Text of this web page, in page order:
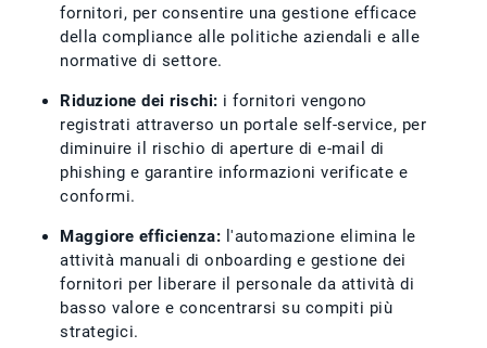
fornitori, per consentire una gestione efficace
della compliance alle politiche aziendali e alle
normative di settore.
Riduzione dei rischi: i fornitori vengono
registrati attraverso un portale self-service, per
diminuire il rischio di aperture di e-mail di
phishing e garantire informazioni verificate e
conformi.
Maggiore efficienza: l'automazione elimina le
attività manuali di onboarding e gestione dei
fornitori per liberare il personale da attività di
basso valore e concentrarsi su compiti più
strategici.